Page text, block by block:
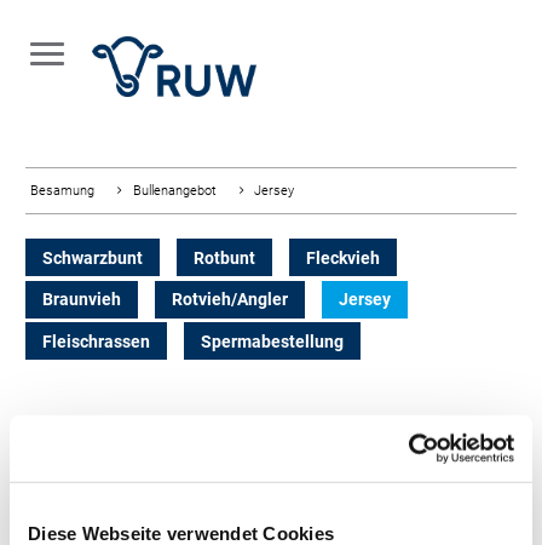
Diese Webseite verwendet Cookies
Besamung Bullenangebot Jersey
Schwarzbunt Rotbunt Fleckvieh
Braunvieh Rotvieh/Angler Jersey
Fleischrassen Spermabestellung
FILTER ZUCHTWERTE